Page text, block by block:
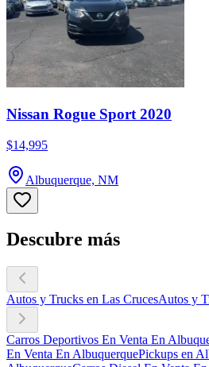
Nissan Rogue Sport 2020
$14,995
Albuquerque, NM
Descubre más
Autos y Trucks en Las CrucesAutos y
Carros Deportivos En Venta En
En Venta En AlbuquerquePickups en